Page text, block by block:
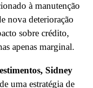
à manutenção
nova deterioração
sobre crédito,
apenas marginal.
Sidney
uma estratégia de